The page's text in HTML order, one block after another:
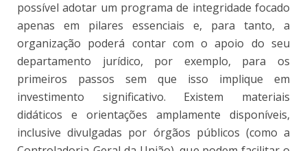
possível adotar um programa de integridade focado
apenas em pilares essenciais e, para tanto, a
organização poderá contar com o apoio do seu
departamento jurídico, por exemplo, para os
primeiros passos sem que isso implique em
investimento significativo. Existem materiais
didáticos e orientações amplamente disponíveis,
inclusive divulgadas por órgãos públicos (como a